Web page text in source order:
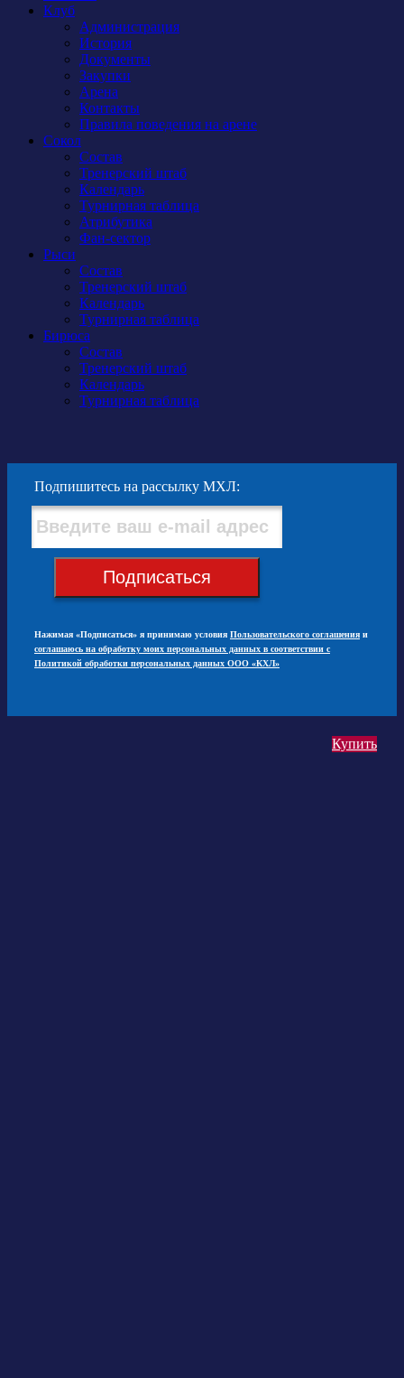
Купить
Клуб
Администрация
История
Документы
Закупки
Арена
Контакты
Правила поведения на арене
Сокол
Состав
Тренерский штаб
Календарь
Турнирная таблица
Атрибутика
Фан-сектор
Рыси
Состав
Тренерский штаб
Календарь
Турнирная таблица
Бирюса
Состав
Тренерский штаб
Календарь
Турнирная таблица
Подпишитесь на рассылку МХЛ:
Подписаться
Нажимая «Подписаться» я принимаю условия Пользовательского соглашения и
соглашаюсь на обработку моих персональных данных в соответствии с
Политикой обработки персональных данных ООО «КХЛ»